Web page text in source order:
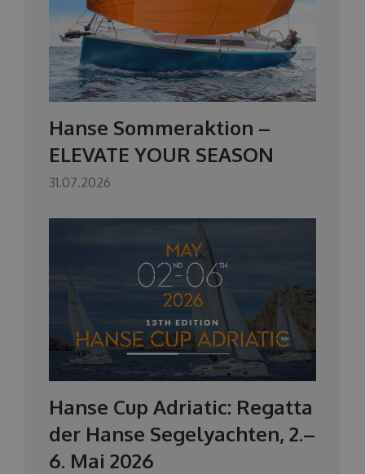
Hanse Sommeraktion –
ELEVATE YOUR SEASON
31.07.2026
Hanse Cup Adriatic: Regatta
der Hanse Segelyachten, 2.–
6. Mai 2026